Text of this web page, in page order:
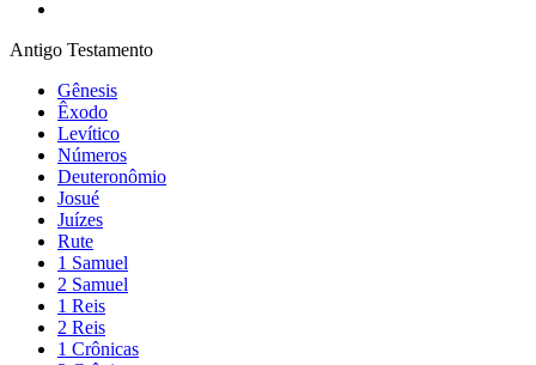
Antigo Testamento
Gênesis
Êxodo
Levítico
Números
Deuteronômio
Josué
Juízes
Rute
1 Samuel
2 Samuel
1 Reis
2 Reis
1 Crônicas